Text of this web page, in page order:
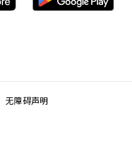
无障碍声明